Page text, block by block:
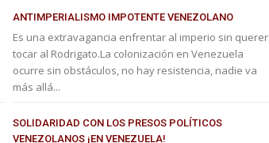
ANTIMPERIALISMO IMPOTENTE VENEZOLANO
Es una extravagancia enfrentar al imperio sin querer
tocar al Rodrigato.La colonización en Venezuela
ocurre sin obstáculos, no hay resistencia, nadie va
más allá...
SOLIDARIDAD CON LOS PRESOS POLÍTICOS
VENEZOLANOS ¡EN VENEZUELA!